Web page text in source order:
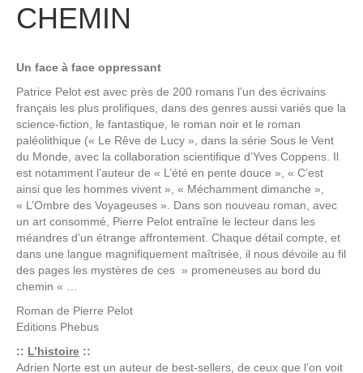
CHEMIN
Un face à face oppressant
Patrice Pelot est avec près de 200 romans l’un des écrivains
français les plus prolifiques, dans des genres aussi variés que la
science-fiction, le fantastique, le roman noir et le roman
paléolithique (« Le Rêve de Lucy », dans la série Sous le Vent
du Monde, avec la collaboration scientifique d’Yves Coppens. Il
est notamment l’auteur de « L’été en pente douce », « C’est
ainsi que les hommes vivent », « Méchamment dimanche »,
« L’Ombre des Voyageuses ». Dans son nouveau roman, avec
un art consommé, Pierre Pelot entraîne le lecteur dans les
méandres d’un étrange affrontement. Chaque détail compte, et
dans une langue magnifiquement maîtrisée, il nous dévoile au fil
des pages les mystères de ces » promeneuses au bord du
chemin « …
Roman de Pierre Pelot
Editions Phebus
:: L’histoire ::
Adrien Norte est un auteur de best-sellers, de ceux que l’on voit